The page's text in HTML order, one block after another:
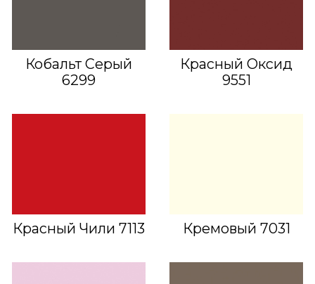
Кобальт Серый
6299
Красный Оксид
9551
Красный Чили 7113 Кремовый 7031